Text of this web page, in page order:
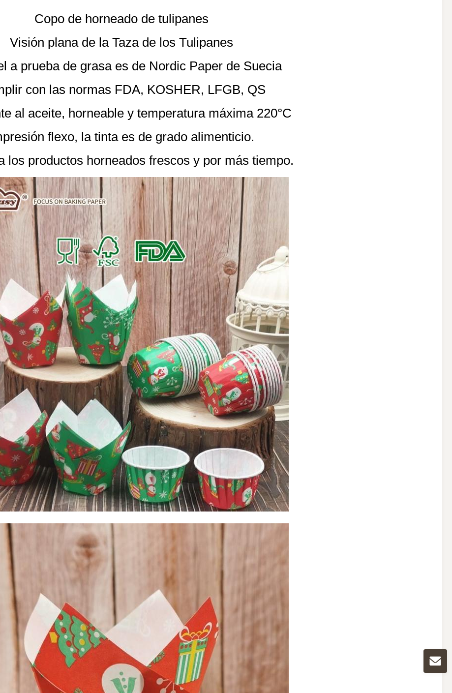
Copo de horneado de tulipanes
Visión plana de la Taza de los Tulipanes
a prueba de grasa es de Nordic Paper de Suecia
con las normas FDA, KOSHER, LFGB, QS
al aceite, horneable y temperatura máxima 220°C
flexo, la tinta es de grado alimenticio.
los productos horneados frescos y por más tiempo.